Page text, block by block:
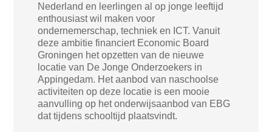
Nederland en leerlingen al op jonge leeftijd
enthousiast wil maken voor
ondernemerschap, techniek en ICT. Vanuit
deze ambitie financiert Economic Board
Groningen het opzetten van de nieuwe
locatie van De Jonge Onderzoekers in
Appingedam. Het aanbod van naschoolse
activiteiten op deze locatie is een mooie
aanvulling op het onderwijsaanbod van EBG
dat tijdens schooltijd plaatsvindt.